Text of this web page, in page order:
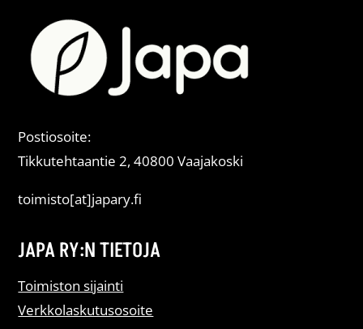
Postiosoite:
Tikkutehtaantie 2, 40800 Vaajakoski
toimisto[at]japary.fi
JAPA RY:N TIETOJA
Toimiston sijainti
Verkkolaskutusosoite